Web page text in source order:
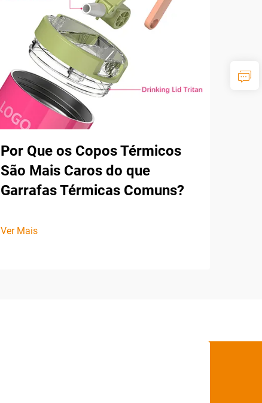
Por Que os Copos Térmicos
São Mais Caros do que
Garrafas Térmicas Comuns?
Ver Mais